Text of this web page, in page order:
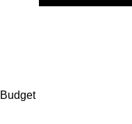
Budget